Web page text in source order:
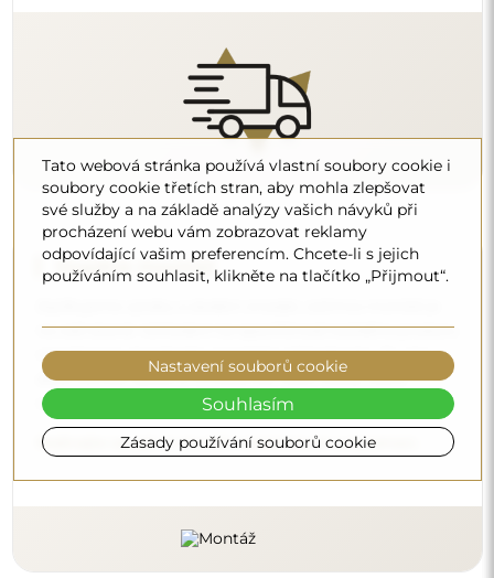
Čištění a péče
Pro zachování optimálního lesku stačí utěrka z
mikrovlákna a teplá voda. Pokud se rozhodnete pro
specializované přípravky, dbejte na to, aby měly neutrální
Chcete se dozvědět více?
Objevte více tipů na našem blogu.
Tato webová stránka používá vlastní soubory cookie i
soubory cookie třetích stran, aby mohla zlepšovat
své služby a na základě analýzy vašich návyků při
procházení webu vám zobrazovat reklamy
odpovídající vašim preferencím. Chcete-li s jejich
používáním souhlasit, klikněte na tlačítko „Přijmout“.
Zásady používání souborů cookie
Nastavení souborů cookie
Souhlasím